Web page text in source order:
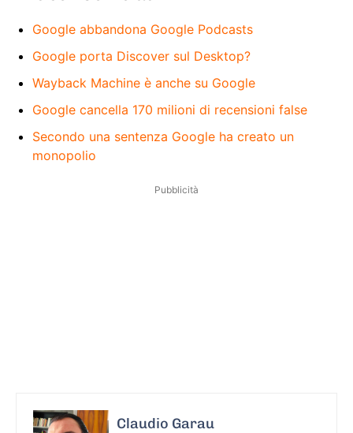
Google abbandona Google Podcasts
Google porta Discover sul Desktop?
Wayback Machine è anche su Google
Google cancella 170 milioni di recensioni false
Secondo una sentenza Google ha creato un
monopolio
Pubblicità
Claudio Garau